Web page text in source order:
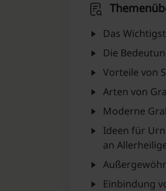
Das
Die
Vorteile von
Arten von
Moderne
Ideen für
an
Einbindung